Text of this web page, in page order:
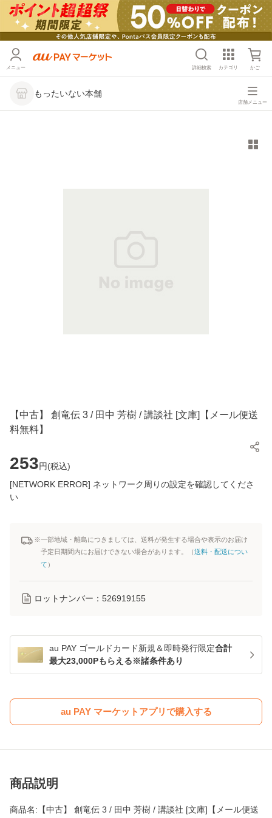
メニュー 詳細検索 カテゴリ かご
もったいない本舗
店舗メニュー
【中古】 創竜伝 3 / 田中 芳樹 / 講談社 [文庫]【メール便送
料無料】
253円(税込)
[NETWORK ERROR] ネットワーク周りの設定を確認してくださ
い
※一部地域・離島につきましては、送料が発生する場合や表示のお届け
予定日期間内にお届けできない場合があります。（送料・配送につい
て ）
ロットナンバー： 526919155
au PAY ゴールドカード新規＆即時発行限定合計
最大23,000Pもらえる※諸条件あり
au PAY マーケットアプリで購入する
商品説明
商品名:【中古】 創竜伝 3 / 田中 芳樹 / 講談社 [文庫]【メール便送